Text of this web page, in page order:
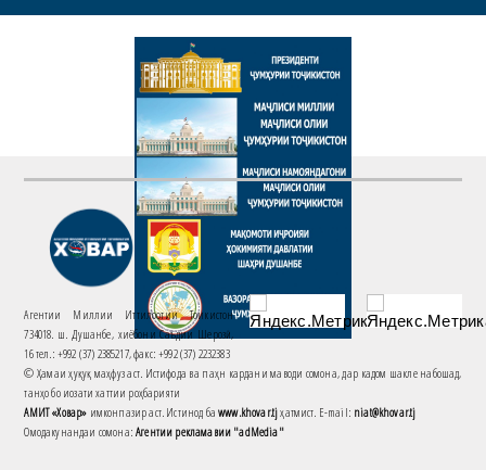
Агентии Миллии Иттилоотии Тоҷикистон
734018. ш. Душанбе, хиёбони Саъдии Шерозӣ,
16 тел.: +992 (37) 2385217, факс: +992 (37) 2232383
© Ҳамаи ҳуқуқ маҳфуз аст. Истифода ва паҳн кардани маводи сомона, дар кадом шакле набошад,
танҳо бо иҷозати хаттии роҳбарияти
АМИТ «Ховар» имконпазир аст. Истинод баwww.khovar.tjҳатмист. E-mail: niat@khovar.tj
Омодакунандаи сомона:Агентии рекламавии "adMedia"